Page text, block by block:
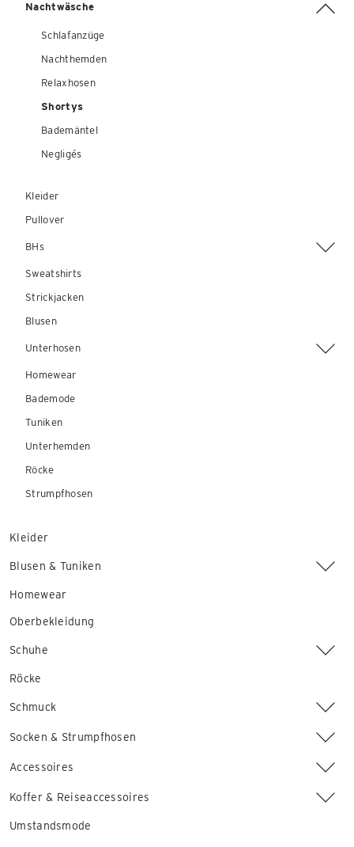
Nachtwäsche
Schlafanzüge
Nachthemden
Relaxhosen
Shortys
Bademäntel
Negligés
Kleider
Pullover
BHs
Sweatshirts
Strickjacken
Blusen
Unterhosen
Homewear
Bademode
Tuniken
Unterhemden
Röcke
Strumpfhosen
Kleider
Blusen & Tuniken
Homewear
Oberbekleidung
Schuhe
Röcke
Schmuck
Socken & Strumpfhosen
Accessoires
Koffer & Reiseaccessoires
Umstandsmode